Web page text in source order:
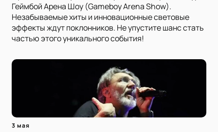
Геймбой Арена Шоу (Gameboy Arena Show).
Незабываемые хиты и инновационные световые
эффекты ждут поклонников. Не упустите шанс стать
частью этого уникального события!
3 мая